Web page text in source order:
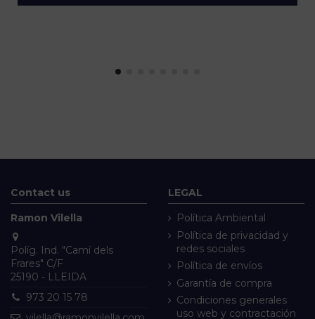
Contact us
Ramon Vilella
Políg. Ind. "Camí dels
Frares" C/F
25190 - LLEIDA
973 20 15 78
LEGAL
Política Ambiental
Política de privacidad y
redes sociales
Política de envíos
Garantía de compra
Condiciones generales
uso web y contractación